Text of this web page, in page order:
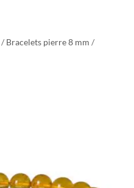
/ Bracelets pierre 8 mm /